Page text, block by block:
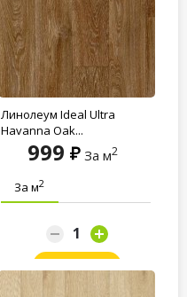
Линолеум Ideal Ultra
Havanna Oak...
999 За м2
За м2
Заказать